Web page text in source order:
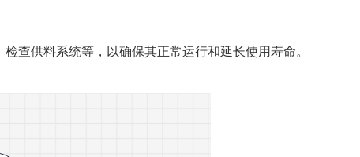
查供料系统等，以确保其正常运行和延长使用寿命。